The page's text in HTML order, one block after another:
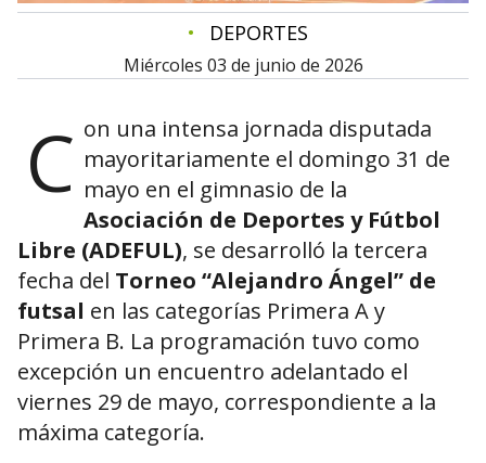
• DEPORTES
miércoles 03 de junio de 2026
C on una intensa jornada disputada
mayoritariamente el domingo 31 de
mayo en el gimnasio de la
Asociación de Deportes y Fútbol
Libre (ADEFUL), se desarrolló la tercera
fecha del Torneo “Alejandro Ángel” de
futsal en las categorías Primera A y
Primera B. La programación tuvo como
excepción un encuentro adelantado el
viernes 29 de mayo, correspondiente a la
máxima categoría.